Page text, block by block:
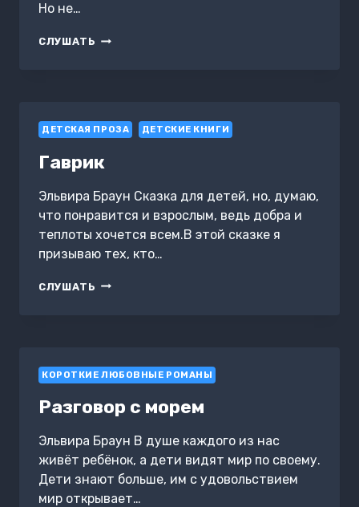
Но не…
СЛУШАТЬ ДОМ
ДЕТСКАЯ ПРОЗА ДЕТСКИЕ КНИГИ
Гаврик
Эльвира Браун Сказка для детей, но, думаю,
что понравится и взрослым, ведь добра и
теплоты хочется всем.В этой сказке я
призываю тех, кто…
СЛУШАТЬ ГАВРИК
КОРОТКИЕ ЛЮБОВНЫЕ РОМАНЫ
Разговор с морем
Эльвира Браун В душе каждого из нас
живёт ребёнок, а дети видят мир по своему.
Дети знают больше, им с удовольствием
мир открывает…